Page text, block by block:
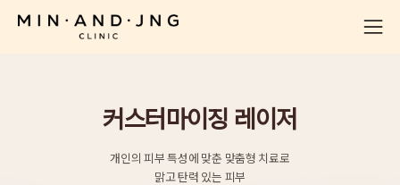
커스터마이징 레이저
개인의 피부 특성에 맞춘 맞춤형 치료로
맑고 탄력 있는 피부